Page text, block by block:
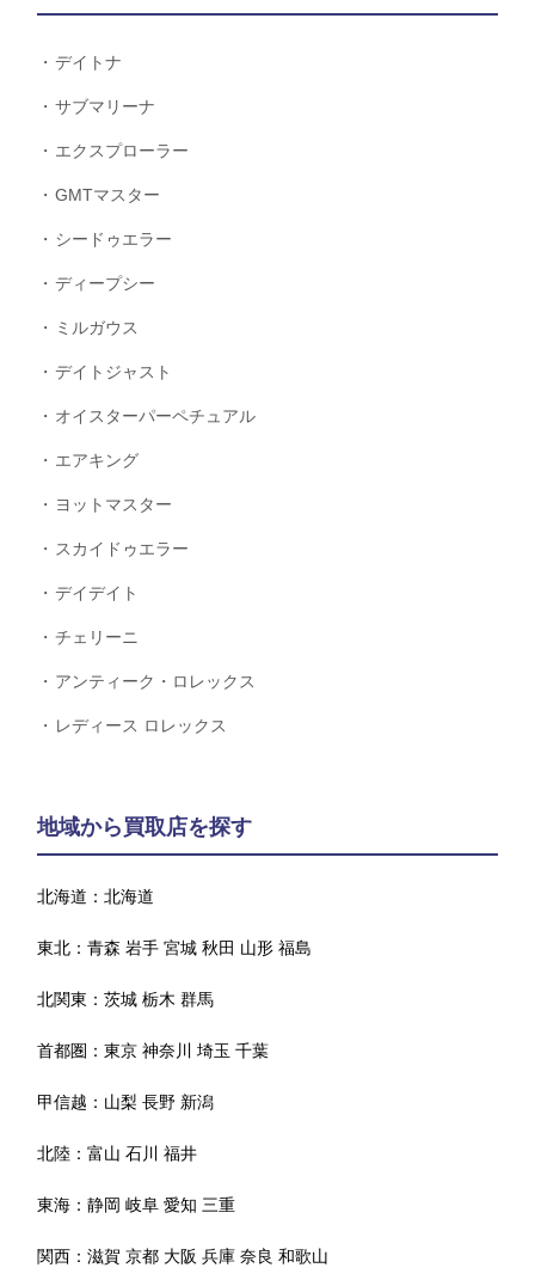
デイトナ
サブマリーナ
エクスプローラー
GMTマスター
シードゥエラー
ディープシー
ミルガウス
デイトジャスト
オイスターパーペチュアル
エアキング
ヨットマスター
スカイドゥエラー
デイデイト
チェリーニ
アンティーク・ロレックス
レディース ロレックス
地域から買取店を探す
北海道：北海道
東北：青森 岩手 宮城 秋田 山形 福島
北関東：茨城 栃木 群馬
首都圏：東京 神奈川 埼玉 千葉
甲信越： 山梨 長野 新潟
北陸：富山 石川 福井
東海：静岡 岐阜 愛知 三重
関西：滋賀 京都 大阪 兵庫 奈良 和歌山